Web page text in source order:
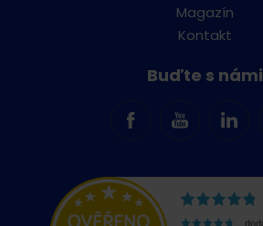
Magazín
Kontakt
Buďte s námi